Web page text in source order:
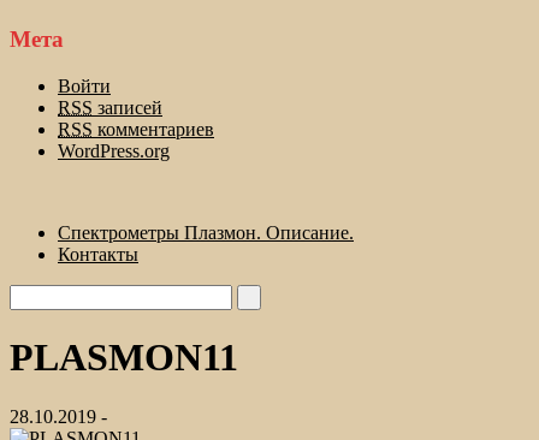
Мета
Войти
RSS записей
RSS комментариев
WordPress.org
Спектрометры Плазмон. Описание.
Контакты
PLASMON11
28.10.2019 -